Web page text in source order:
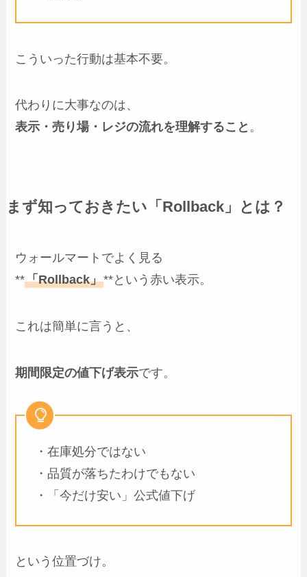
こういった行動は基本不要。
代わりに大事なのは、
表示・売り場・レジの流れを理解すること 。
まず知っておきたい「Rollback」とは？
ウォールマートでよく見る
**「Rollback」**という赤い表示。
これは簡単に言うと、
期間限定の値下げ表示です。
・在庫処分ではない
・品質が落ちたわけでもない
・「今だけ安い」公式値下げ
という位置づけ。